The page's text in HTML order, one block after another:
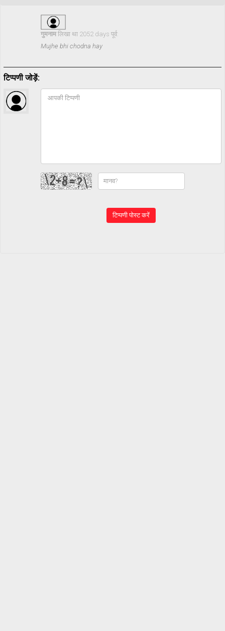
गुमनामलिखा था 2052 days पूर्व:
Mujhe bhi chodna hay
टिप्पणी जोड़ें:
टिप्पणी पोस्ट करें